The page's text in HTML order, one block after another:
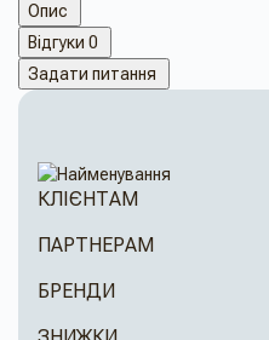
Опис
Відгуки 0
Задати питання
КЛІЄНТАМ
ПАРТНЕРАМ
БРЕНДИ